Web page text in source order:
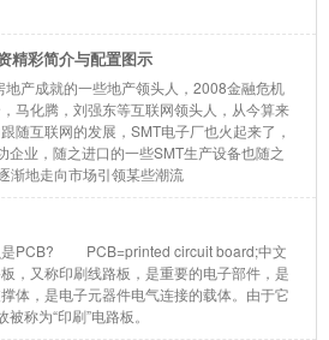
精彩简介与配置图示
产成就的一些地产领头人，2008金融危机
马化腾，刘强东等互联网领头人，从今算来
随互联网的发展，SMT电子厂也火起来了，
企业，随之进口的一些SMT生产设备也随之
渐地走向市场引领某些潮流
是PCB? PCB=printed circuit board;中文
，又称印刷线路板，是重要的电子部件，是
体，是电子元器件电气连接的载体。由于它
被称为“印刷”电路板。